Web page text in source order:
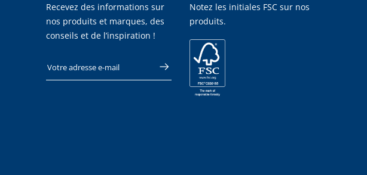
Recevez des informations sur
nos produits et marques, des
conseils et de l’inspiration !
Votre adresse e-mail
Notez les initiales FSC sur nos
produits.